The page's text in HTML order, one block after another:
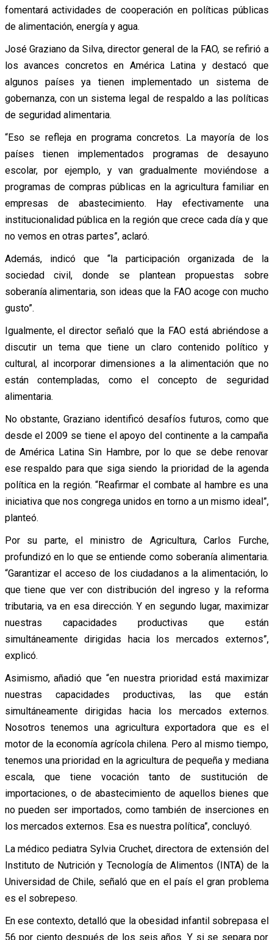
fomentará actividades de cooperación en políticas públicas
de alimentación, energía y agua.
José Graziano da Silva, director general de la FAO, se refirió a
los avances concretos en América Latina y destacó que
algunos países ya tienen implementado un sistema de
gobernanza, con un sistema legal de respaldo a las políticas
de seguridad alimentaria.
“Eso se refleja en programa concretos. La mayoría de los
países tienen implementados programas de desayuno
escolar, por ejemplo, y van gradualmente moviéndose a
programas de compras públicas en la agricultura familiar en
empresas de abastecimiento. Hay efectivamente una
institucionalidad pública en la región que crece cada día y que
no vemos en otras partes”, aclaró.
Además, indicó que “la participación organizada de la
sociedad civil, donde se plantean propuestas sobre
soberanía alimentaria, son ideas que la FAO acoge con mucho
gusto”.
Igualmente, el director señaló que la FAO está abriéndose a
discutir un tema que tiene un claro contenido político y
cultural, al incorporar dimensiones a la alimentación que no
están contempladas, como el concepto de seguridad
alimentaria.
No obstante, Graziano identificó desafíos futuros, como que
desde el 2009 se tiene el apoyo del continente a la campaña
de América Latina Sin Hambre, por lo que se debe renovar
ese respaldo para que siga siendo la prioridad de la agenda
política en la región. “Reafirmar el combate al hambre es una
iniciativa que nos congrega unidos en torno a un mismo ideal”,
planteó.
Por su parte, el ministro de Agricultura, Carlos Furche,
profundizó en lo que se entiende como soberanía alimentaria.
“Garantizar el acceso de los ciudadanos a la alimentación, lo
que tiene que ver con distribución del ingreso y la reforma
tributaria, va en esa dirección. Y en segundo lugar, maximizar
nuestras capacidades productivas que están
simultáneamente dirigidas hacia los mercados externos”,
explicó.
Asimismo, añadió que “en nuestra prioridad está maximizar
nuestras capacidades productivas, las que están
simultáneamente dirigidas hacia los mercados externos.
Nosotros tenemos una agricultura exportadora que es el
motor de la economía agrícola chilena. Pero al mismo tiempo,
tenemos una prioridad en la agricultura de pequeña y mediana
escala, que tiene vocación tanto de sustitución de
importaciones, o de abastecimiento de aquellos bienes que
no pueden ser importados, como también de inserciones en
los mercados externos. Esa es nuestra política”, concluyó.
La médico pediatra Sylvia Cruchet, directora de extensión del
Instituto de Nutrición y Tecnología de Alimentos (INTA) de la
Universidad de Chile, señaló que en el país el gran problema
es el sobrepeso.
En ese contexto, detalló que la obesidad infantil sobrepasa el
56 por ciento después de los seis años. Y si se separa por